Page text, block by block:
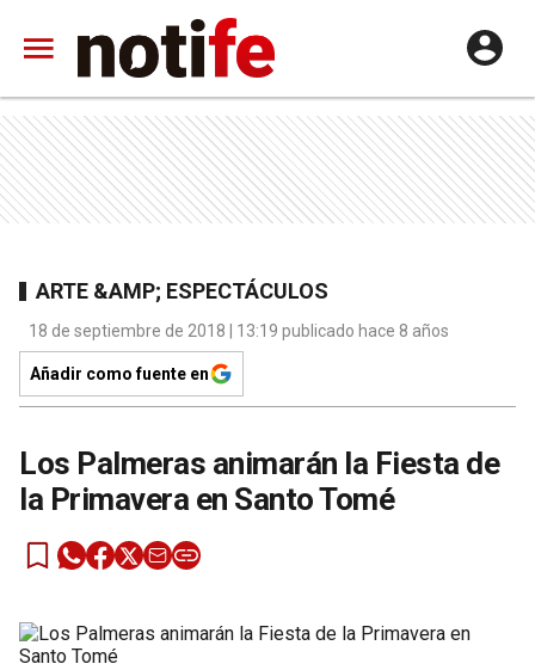
ARTE &AMP; ESPECTÁCULOS
18 de septiembre de 2018 | 13:19 publicado hace 8 años
Añadir como fuente en
Los Palmeras animarán la Fiesta de
la Primavera en Santo Tomé